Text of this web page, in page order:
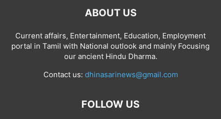
ABOUT US
Current affairs, Entertainment, Education, Employment
portal in Tamil with National outlook and mainly Focusing
our ancient Hindu Dharma.
Contact us: dhinasarinews@gmail.com
FOLLOW US